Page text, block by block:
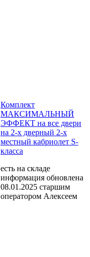
Комплект
МАКСИМАЛЬНЫЙ
ЭФФЕКТ на все двери
на 2-х дверный 2-х
местный кабриолет S-
класса
есть на складе
информация обновлена
08.01.2025 старшим
оператором Алексеем